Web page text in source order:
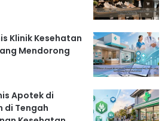
Klinik Kesehatan
Mendorong
Apotek di
di Tengah